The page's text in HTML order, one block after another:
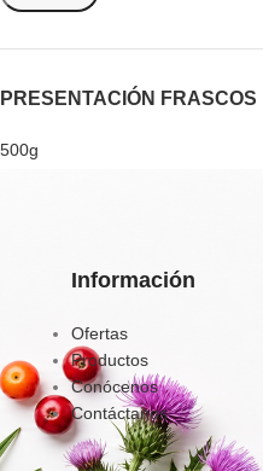
PRESENTACIÓN FRASCOS
500g
Información
Ofertas
Productos
Conócenos
Contáctanos